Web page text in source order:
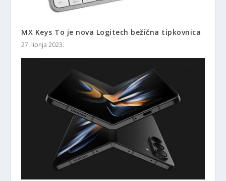
MX Keys To je nova Logitech bežična tipkovnica
27. lipnja 2023.